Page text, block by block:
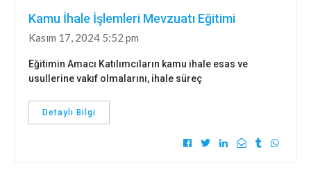
Kamu İhale İşlemleri Mevzuatı Eğitimi
Kasım 17, 2024 5:52 pm
Eğitimin Amacı Katılımcıların kamu ihale esas ve
usullerine vakıf olmalarını, ihale süreç
Detaylı Bilgi